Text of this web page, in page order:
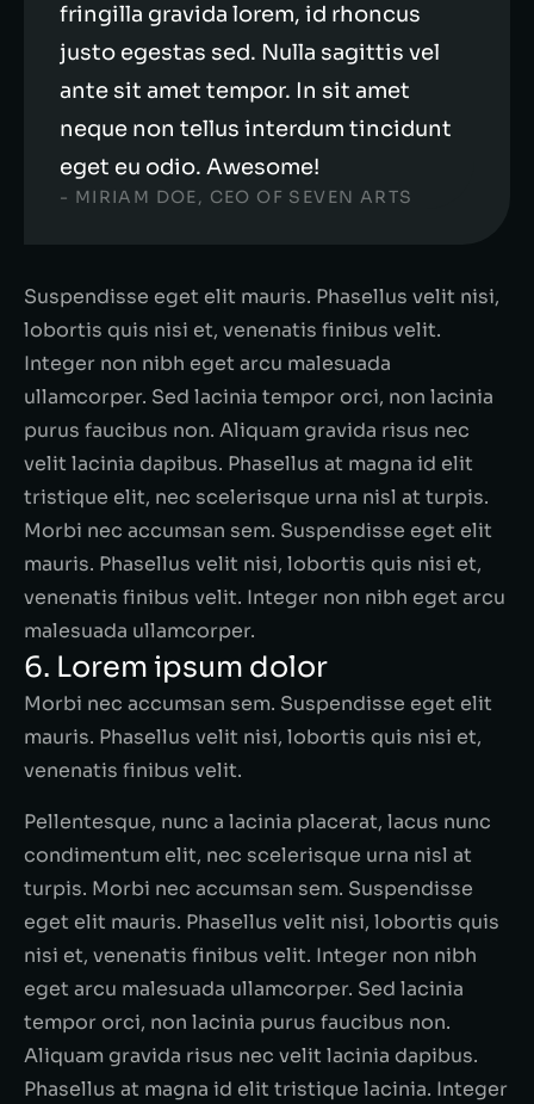
fringilla gravida lorem, id rhoncus
justo egestas sed. Nulla sagittis vel
ante sit amet tempor. In sit amet
neque non tellus interdum tincidunt
eget eu odio. Awesome!
- MIRIAM DOE, CEO OF SEVEN ARTS
Suspendisse eget elit mauris. Phasellus velit nisi,
lobortis quis nisi et, venenatis finibus velit.
Integer non nibh eget arcu malesuada
ullamcorper. Sed lacinia tempor orci, non lacinia
purus faucibus non. Aliquam gravida risus nec
velit lacinia dapibus. Phasellus at magna id elit
tristique elit, nec scelerisque urna nisl at turpis.
Morbi nec accumsan sem. Suspendisse eget elit
mauris. Phasellus velit nisi, lobortis quis nisi et,
venenatis finibus velit. Integer non nibh eget arcu
malesuada ullamcorper.
6. Lorem ipsum dolor
Morbi nec accumsan sem. Suspendisse eget elit
mauris. Phasellus velit nisi, lobortis quis nisi et,
venenatis finibus velit.
Pellentesque, nunc a lacinia placerat, lacus nunc
condimentum elit, nec scelerisque urna nisl at
turpis. Morbi nec accumsan sem. Suspendisse
eget elit mauris. Phasellus velit nisi, lobortis quis
nisi et, venenatis finibus velit. Integer non nibh
eget arcu malesuada ullamcorper. Sed lacinia
tempor orci, non lacinia purus faucibus non.
Aliquam gravida risus nec velit lacinia dapibus.
Phasellus at magna id elit tristique lacinia. Integer